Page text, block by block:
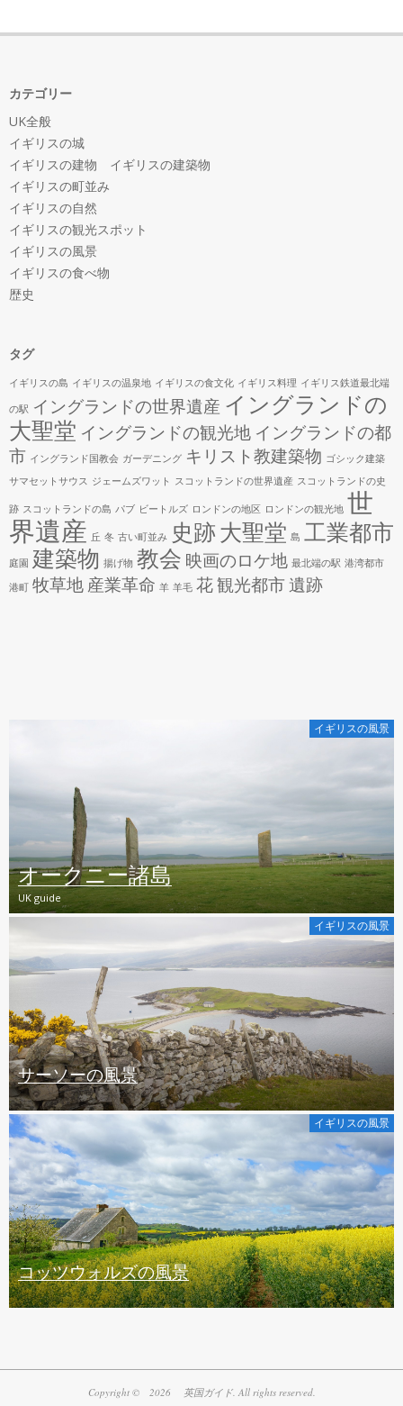
カテゴリー
UK全般
イギリスの城
イギリスの建物 イギリスの建築物
イギリスの町並み
イギリスの自然
イギリスの観光スポット
イギリスの風景
イギリスの食べ物
歴史
タグ
イギリスの島 イギリスの温泉地 イギリスの食文化 イギリス料理 イギリス鉄道最北端
の駅 イングランドの世界遺産 イングランドの
大聖堂 イングランドの観光地 イングランドの都
市 イングランド国教会 ガーデニング キリスト教建築物 ゴシック建築
サマセットサウス ジェームズワット スコットランドの世界遺産 スコットランドの史
跡 スコットランドの島 パブ ビートルズ ロンドンの地区 ロンドンの観光地 世
界遺産 丘 冬 古い町並み 史跡大聖堂 島 工業都市
庭園 建築物 揚げ物 教会 映画のロケ地 最北端の駅 港湾都市
港町 牧草地産業革命 羊 羊毛 花観光都市 遺跡
イギリスの風景
オークニー諸島
UK guide
イギリスの風景
サーソーの風景
イギリスの風景
コッツウォルズの風景
Copyright © 2026 英国ガイド. All rights reserved.